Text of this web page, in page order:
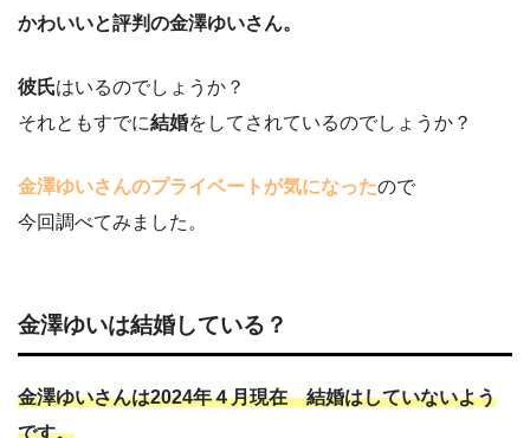
かわいいと評判の金澤ゆいさん。
彼氏はいるのでしょうか？
それともすでに結婚をしてされているのでしょうか？
金澤ゆいさんのプライベートが気になったので
今回調べてみました。
金澤ゆいは結婚している？
金澤ゆいさんは2024年４月現在 結婚はしていないよう
です。